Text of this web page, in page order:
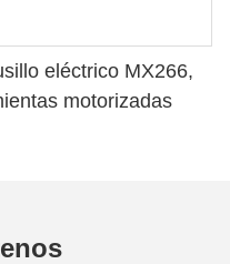
eléctrico MX266,
motorizadas